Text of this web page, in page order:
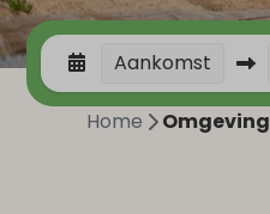
Aankomst
Home
Omgeving